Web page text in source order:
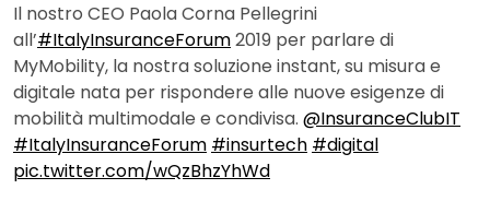
Il nostro CEO Paola Corna Pellegrini
all’#ItalyInsuranceForum2019 per parlare di
MyMobility, la nostra soluzione instant, su misura e
digitale nata per rispondere alle nuove esigenze di
mobilità multimodale e condivisa. @InsuranceClubIT
#ItalyInsuranceForum #insurtech #digital
pic.twitter.com/wQzBhzYhWd